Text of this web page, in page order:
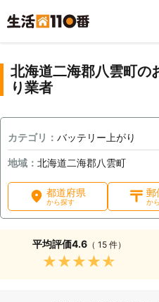
北海道二海郡八雲町の
り業者
カテゴリ： バッテリー上がり
地域： 北海道二海郡八雲町
都道府県
から探す
郵
か
平均評価4.6（ 15 件）
★★★★★